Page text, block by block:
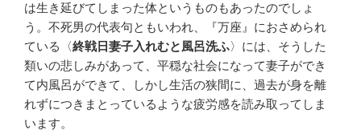
は生き延びてしまった体というものもあったのでしょ
う。不死男の代表句ともいわれ、『万座』におさめられ
ている〈終戦日妻子入れむと風呂洗ふ〉には、そうした
類いの悲しみがあって、平穏な社会になって妻子ができ
て内風呂ができて、しかし生活の狭間に、過去が身を離
れずにつきまとっているような疲労感を読み取ってしま
います。